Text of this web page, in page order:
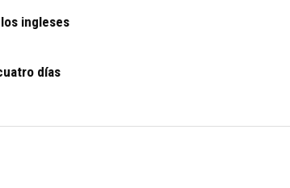
ingleses
días